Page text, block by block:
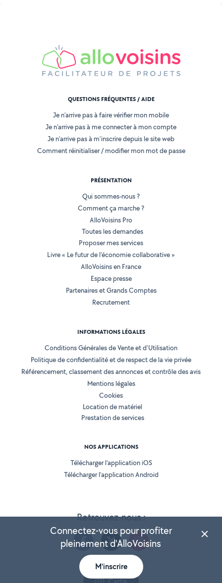
Retrouvez-nous :
QUESTIONS FRÉQUENTES / AIDE
Je n'arrive pas à faire vérifier mon mobile
Je n'arrive pas à me connecter à mon compte
Je n'arrive pas à m'inscrire depuis le site web
Comment réinitialiser / modifier mon mot de passe
PRÉSENTATION
Qui sommes-nous ?
Comment ça marche ?
AlloVoisins Pro
Toutes les demandes
Proposer mes services
Livre « Le futur de l'économie collaborative »
AlloVoisins en France
Espace presse
Partenaires et Grands Comptes
Recrutement
INFORMATIONS LÉGALES
Conditions Générales de Vente et d'Utilisation
Politique de confidentialité et de respect de la vie privée
Référencement, classement des annonces et contrôle des avis
Mentions légales
Cookies
Location de matériel
Prestation de services
NOS APPLICATIONS
Télécharger l’application iOS
Télécharger l’application Android
Connectez-vous pour profiter
pleinement d'AlloVoisins
M'inscrire